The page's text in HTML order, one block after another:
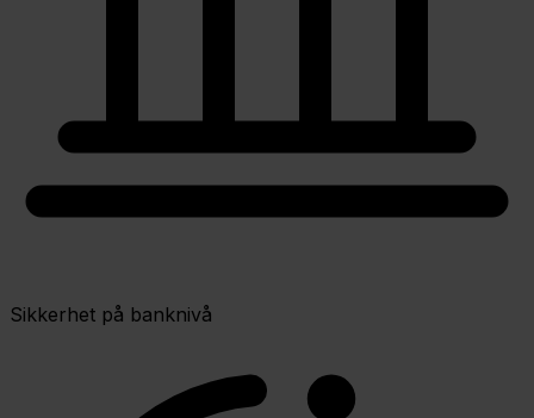
Sikkerhet på banknivå